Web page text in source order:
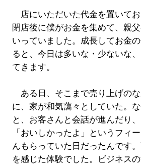
店にいただいた代金を置いてお
閉店後に僕がお金を集めて、親
いっていました。成長してお金
ると、今日は多いな・少ないな
てきます。
ある日、そこまで売り上げの
に、家が和気藹々としていた。
と、お客さんと会話が進んだり、
「おいしかったよ」というフィ
んもらっていた日だったんです
を感じた体験でした。ビジネス